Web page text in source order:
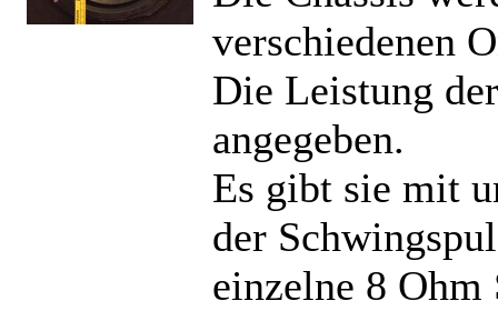
verschiedenen
Die Leistung
angegeben.
Es gibt sie mit
der
einzelne 8 Ohm